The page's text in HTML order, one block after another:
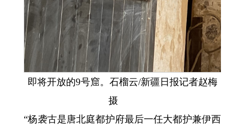
即将开放的9号窟。石榴云/新疆日报记者赵梅
摄
“杨袭古是唐北庭都护府最后一任大都护兼伊西